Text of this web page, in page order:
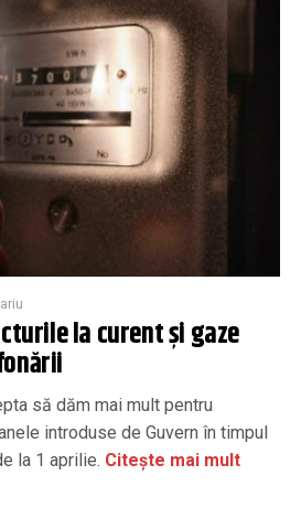
la curent și gaze
să dăm mai mult pentru
introduse de Guvern în timpul
la 1 aprilie. Citește mai mult